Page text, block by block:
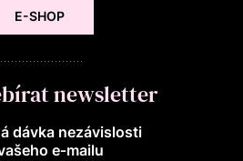
E-SHOP
newsletter
dávka nezávislosti
e‑mailu